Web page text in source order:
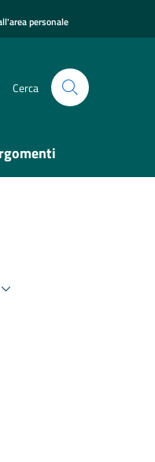
personale
Cerca